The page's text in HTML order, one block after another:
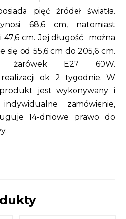
pięć źródeł światła.
68,6 cm, natomiast
cm. Jej długość można
się od 55,6 cm do 205,6 cm.
żarówek E27 60W.
ok. 2 tygodnie. W
jest wykonywany i
zamówienie,
14-dniowe prawo do